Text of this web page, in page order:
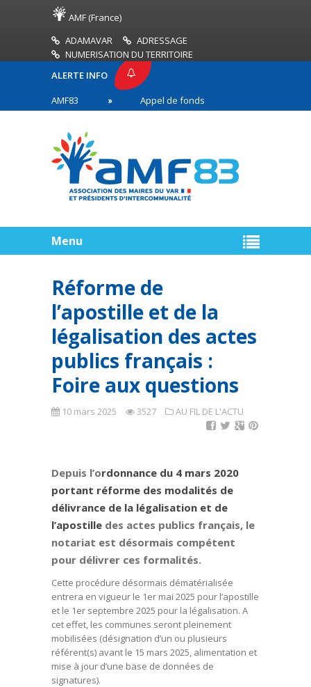
AMF (France)
ADAMAVAR
ADRESSAGE
NUMERISATION DU TERRITOIRE
ALERTE INFO
AMF83
Appel de fonds incendies de forêt
en première ligne
Menu
Réforme de
l’apostille et de la
légalisation des actes
publics français :
Foire aux questions
10 mars 2025 3527 AU FIL DE L'ACTU
Depuis l’ordonnance du 4 mars 2020
portant réforme des modalités de
délivrance de la légalisation et de
l’apostille des actes publics français, le
notariat est désormais compétent
pour délivrer ces formalités.
Cette procédure désormais dématérialisée
entrera en vigueur le 1er mai 2025 pour l’apostille
et le 1er septembre 2025 pour la légalisation. A
cet effet, les communes seront pleinement
mobilisées (désignation d’un ou plusieurs
référent(s) avant le 15 mars 2025, alimentation et
mise à jour d’une base de données de
signatures).